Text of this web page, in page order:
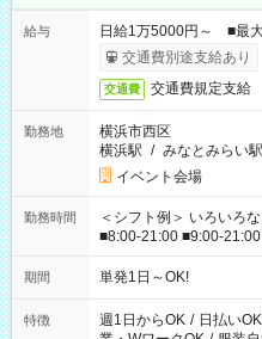
給与
日給1万5000円～ ■最
交通費別途支給あり
交通費 交通費規定支給
勤務地
横浜市西区
横浜駅 / みなとみらい駅
イベント会場
勤務時間
＜シフト例＞ いろいろ
■8:00-21:00 ■9:00-
期間 単発1日～OK!
特徴 週1日からOK / 日払いOK